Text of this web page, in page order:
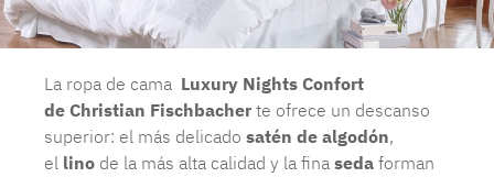
La ropa de cama Luxury Nights Confort
de Christian Fischbacher te ofrece un descanso
superior: el más delicado satén de algodón,
el lino de la más alta calidad y la fina seda forman